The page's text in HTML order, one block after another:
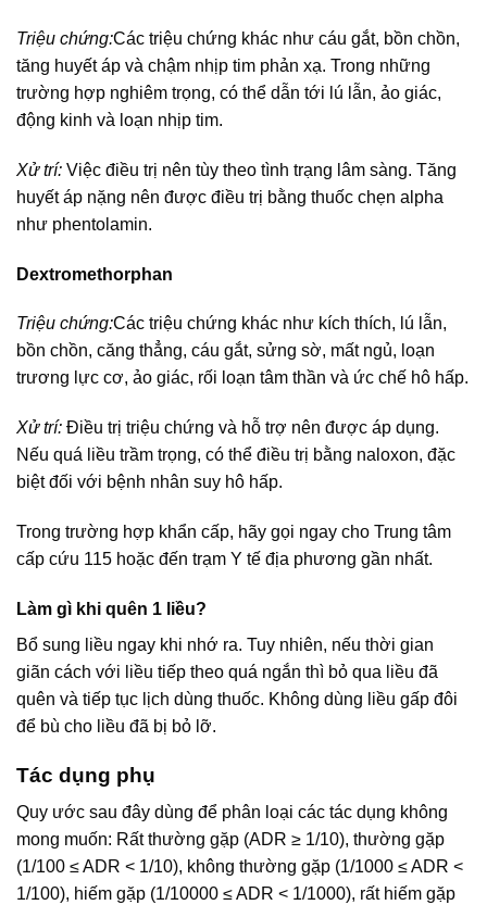
Triệu chứng:Các triệu chứng khác như cáu gắt, bồn chồn,
tăng huyết áp và chậm nhịp tim phản xạ. Trong những
trường hợp nghiêm trọng, có thể dẫn tới lú lẫn, ảo giác,
động kinh và loạn nhịp tim.
Xử trí: Việc điều trị nên tùy theo tình trạng lâm sàng. Tăng
huyết áp nặng nên được điều trị bằng thuốc chẹn alpha
như phentolamin.
Dextromethorphan
Triệu chứng:Các triệu chứng khác như kích thích, lú lẫn,
bồn chồn, căng thẳng, cáu gắt, sửng sờ, mất ngủ, loạn
trương lực cơ, ảo giác, rối loạn tâm thần và ức chế hô hấp.
Xử trí: Điều trị triệu chứng và hỗ trợ nên được áp dụng.
Nếu quá liều trầm trọng, có thể điều trị bằng naloxon, đặc
biệt đối với bệnh nhân suy hô hấp.
Trong trường hợp khẩn cấp, hãy gọi ngay cho Trung tâm
cấp cứu 115 hoặc đến trạm Y tế địa phương gần nhất.
Làm gì khi quên 1 liều?
Bổ sung liều ngay khi nhớ ra. Tuy nhiên, nếu thời gian
giãn cách với liều tiếp theo quá ngắn thì bỏ qua liều đã
quên và tiếp tục lịch dùng thuốc. Không dùng liều gấp đôi
để bù cho liều đã bị bỏ lỡ.
Tác dụng phụ
Quy ước sau đây dùng để phân loại các tác dụng không
mong muốn: Rất thường gặp (ADR ≥ 1/10), thường gặp
(1/100 ≤ ADR < 1/10), không thường gặp (1/1000 ≤ ADR <
1/100), hiếm gặp (1/10000 ≤ ADR < 1/1000), rất hiếm gặp